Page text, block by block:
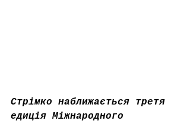
Стрімко наближається третя
едиція Міжнародного